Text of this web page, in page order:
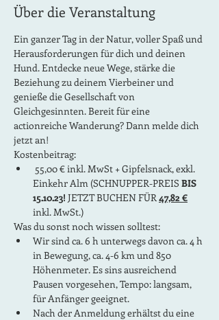
Über die Veranstaltung
Ein ganzer Tag in der Natur, voller Spaß und
Herausforderungen für dich und deinen
Hund. Entdecke neue Wege, stärke die
Beziehung zu deinem Vierbeiner und
genieße die Gesellschaft von
Gleichgesinnten. Bereit für eine
actionreiche Wanderung? Dann melde dich
jetzt an!
Kostenbeitrag:
55,00 € inkl. MwSt + Gipfelsnack, exkl.
Einkehr Alm (SCHNUPPER-PREIS BIS
15.10.23! JETZT BUCHEN FÜR 47,82 €
inkl. MwSt.)
Was du sonst noch wissen solltest:
Wir sind ca. 6 h unterwegs davon ca. 4 h
in Bewegung, ca. 4-6 km und 850
Höhenmeter. Es sins ausreichend
Pausen vorgesehen, Tempo: langsam,
für Anfänger geeignet.
Nach der Anmeldung erhältst du eine